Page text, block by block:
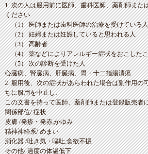
1. 次の人は服用前に医師、歯科医師、薬剤師また
ください
（1） 医師または歯科医師の治療を受けてい
（2） 妊婦または妊娠していると思われる人
（3） 高齢者
（4） 薬などによりアレルギー症状をおこした
（5） 次の診断を受けた人
心臓病、腎臓病、肝臓病、胃・十二指腸潰瘍
2. 服用後、次の症状があらわれた場合は副作用の
ちに服用を中止し、
この文書を持って医師、薬剤師または登録販売者
関係部位/ 症状
皮膚 /発疹・発赤,かゆみ
精神神経系/ めまい
消化器 /吐き気・嘔吐,食欲不振
その他/ 過度の体温低下